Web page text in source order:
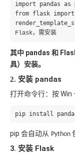
import pandas as
from flask import
Flask，需安装
其中 pandas 和
具）安装。
2. 安装 pandas
打开命令行：按 Win
pip install
pip 会自动从 Python
3. 安装 Flask